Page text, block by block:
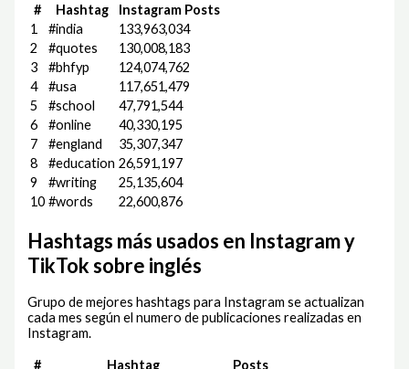
# Hashtag
Instagram Posts
1
#india
133,963,034
2
#quotes
130,008,183
3
#bhfyp
124,074,762
4
#usa
117,651,479
5
#school
47,791,544
6
#online
40,330,195
7
#england
35,307,347
8
#education 26,591,197
9
#writing
25,135,604
10 #words 22,600,876
Hashtags más usados en Instagram y
TikTok sobre inglés
Grupo de mejores hashtags para Instagram se actualizan
cada mes según el numero de publicaciones realizadas en
Instagram.
# Hashtag Posts